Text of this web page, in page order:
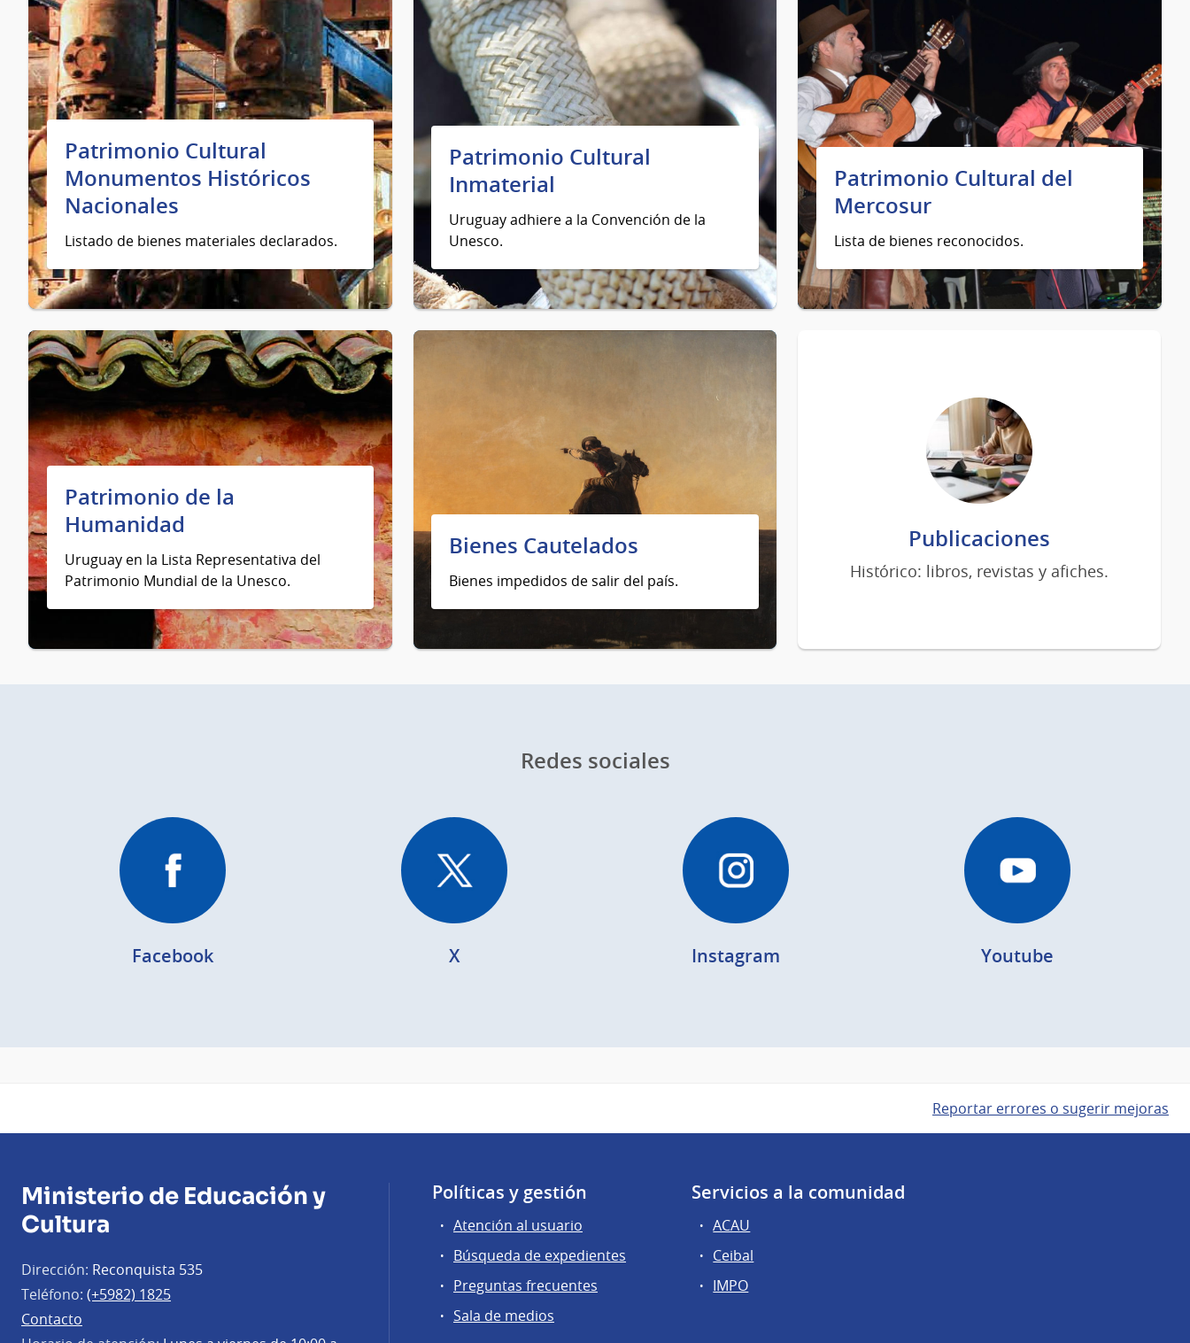
Patrimonio Cultural
Monumentos Históricos
Nacionales
Listado de bienes materiales declarados.
Patrimonio Cultural
Inmaterial
Uruguay adhiere a la Convención de la
Unesco.
Patrimonio Cultural del
Mercosur
Lista de bienes reconocidos.
Patrimonio de la
Humanidad
Uruguay en la Lista Representativa del
Patrimonio Mundial de la Unesco.
Bienes Cautelados
Bienes impedidos de salir del país.
Publicaciones
Histórico: libros, revistas y afiches.
Redes sociales
Facebook X Instagram Youtube
Reportar errores o sugerir mejoras
Ministerio de Educación y
Cultura
Dirección: Reconquista 535
Teléfono: (+5982) 1825
Contacto
Políticas y gestión
Atención al usuario
Búsqueda de expedientes
Preguntas frecuentes
Sala de medios
Servicios a la comunidad
ACAU
Ceibal
IMPO